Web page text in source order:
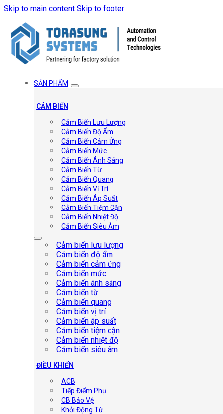
Skip to main content Skip to footer
SẢN PHẨM
CẢM BIẾN
Cảm Biến Lưu Lượng
Cảm Biến Độ Ẩm
Cảm Biến Cảm Ứng
Cảm Biến Mức
Cảm Biến Ánh Sáng
Cảm Biến Từ
Cảm Biến Quang
Cảm Biến Vị Trí
Cảm Biến Áp Suất
Cảm Biến Tiệm Cận
Cảm Biến Nhiệt Độ
Cảm Biến Siêu Âm
Cảm biến lưu lượng
Cảm biến độ ẩm
Cảm biến cảm ứng
Cảm biến mức
Cảm biến ánh sáng
Cảm biến từ
Cảm biến quang
Cảm biến vị trí
Cảm biến áp suất
Cảm biến tiệm cận
Cảm biến nhiệt độ
Cảm biến siêu âm
ĐIỀU KHIỂN
ACB
Tiếp Điểm Phụ
CB Bảo Vệ
Khởi Động Từ